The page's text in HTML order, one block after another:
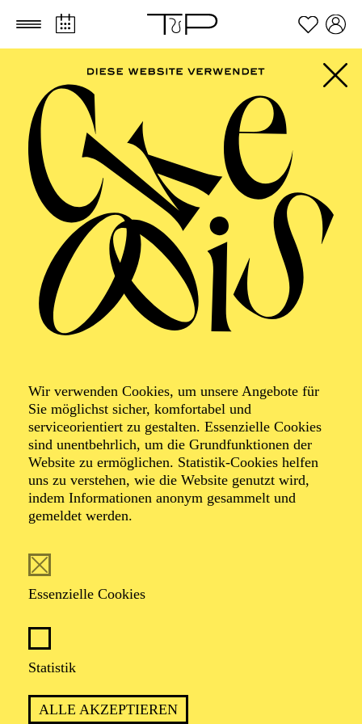
Zum Hauptinhalt springen Zum Footer springen
Wir verwenden Cookies, um unsere Angebote für
Sie möglichst sicher, komfortabel und
serviceorientiert zu gestalten. Essenzielle Cookies
sind unentbehrlich, um die Grundfunktionen der
Website zu ermöglichen. Statistik-Cookies helfen
uns zu verstehen, wie die Website genutzt wird,
indem Informationen anonym gesammelt und
gemeldet werden.
Essenzielle Cookies
Statistik
ALLE AKZEPTIEREN
Foto: Benne Ochs
Tommaso Turchetta
Turchetta ist seit der Spielzeit 2023/2024 erster